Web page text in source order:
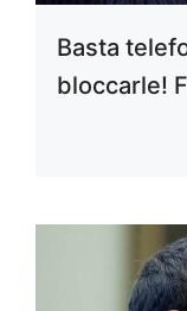
Basta
bloccarle!